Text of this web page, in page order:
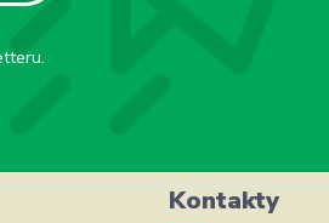
Kontakty